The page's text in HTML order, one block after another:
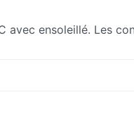
avec ensoleillé. Les